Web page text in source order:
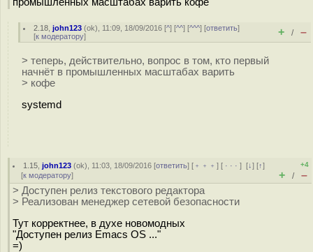
2.18 ,john123 (ok), 11:09, 18/09/2016 [^] [^^] [^^^] [ответить]
[к модератору] + / –
> теперь, действительно, вопрос в том, кто первый
начнёт в промышленных масштабах варить
> кофе
systemd
1.15 ,john123 (ok), 11:03, 18/09/2016 [ответить] [ ﹢﹢﹢] [ · · ·][↓] [↑]
[к модератору]
+4
+ / –
> Доступен релиз текстового редактора
> Реализован менеджер сетевой безопасности
Тут корректнее, в духе новомодных
"Доступен релиз Emacs OS ..."
=)